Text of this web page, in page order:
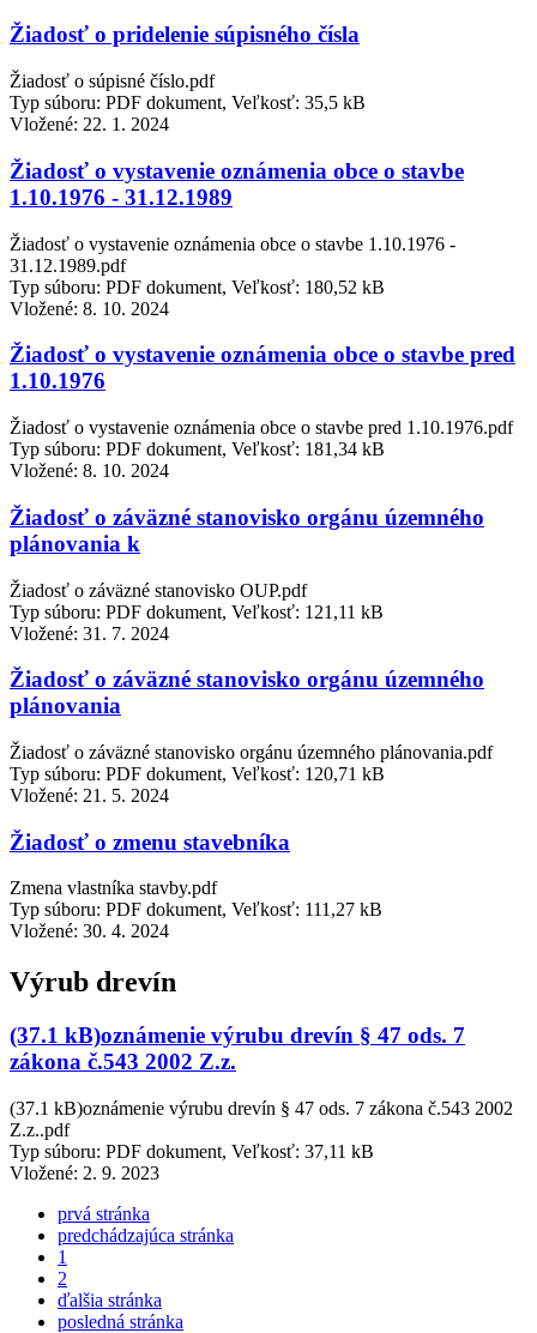
Žiadosť o pridelenie súpisného čísla
Žiadosť o súpisné číslo.pdf
Typ súboru: PDF dokument, Veľkosť: 35,5 kB
Vložené: 22. 1. 2024
Žiadosť o vystavenie oznámenia obce o stavbe
1.10.1976 - 31.12.1989
Žiadosť o vystavenie oznámenia obce o stavbe 1.10.1976 -
31.12.1989.pdf
Typ súboru: PDF dokument, Veľkosť: 180,52 kB
Vložené: 8. 10. 2024
Žiadosť o vystavenie oznámenia obce o stavbe pred
1.10.1976
Žiadosť o vystavenie oznámenia obce o stavbe pred 1.10.1976.pdf
Typ súboru: PDF dokument, Veľkosť: 181,34 kB
Vložené: 8. 10. 2024
Žiadosť o záväzné stanovisko orgánu územného
plánovania k
Žiadosť o záväzné stanovisko OUP.pdf
Typ súboru: PDF dokument, Veľkosť: 121,11 kB
Vložené: 31. 7. 2024
Žiadosť o záväzné stanovisko orgánu územného
plánovania
Žiadosť o záväzné stanovisko orgánu územného plánovania.pdf
Typ súboru: PDF dokument, Veľkosť: 120,71 kB
Vložené: 21. 5. 2024
Žiadosť o zmenu stavebníka
Zmena vlastníka stavby.pdf
Typ súboru: PDF dokument, Veľkosť: 111,27 kB
Vložené: 30. 4. 2024
Výrub drevín
(37.1 kB)oznámenie výrubu drevín § 47 ods. 7
zákona č.543 2002 Z.z.
(37.1 kB)oznámenie výrubu drevín § 47 ods. 7 zákona č.543 2002
Z.z..pdf
Typ súboru: PDF dokument, Veľkosť: 37,11 kB
Vložené: 2. 9. 2023
prvá stránka
predchádzajúca stránka
1
2
ďalšia stránka
posledná stránka